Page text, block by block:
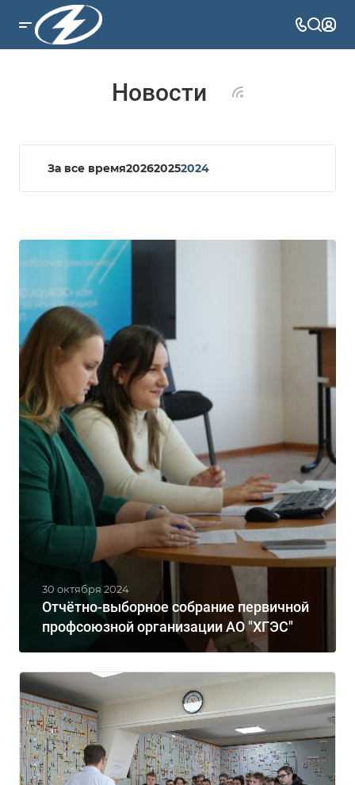
Новости
За все время202620252024
Отчётно-выборное собрание первичной
профсоюзной организации АО "ХГЭС"
30 октября 2024